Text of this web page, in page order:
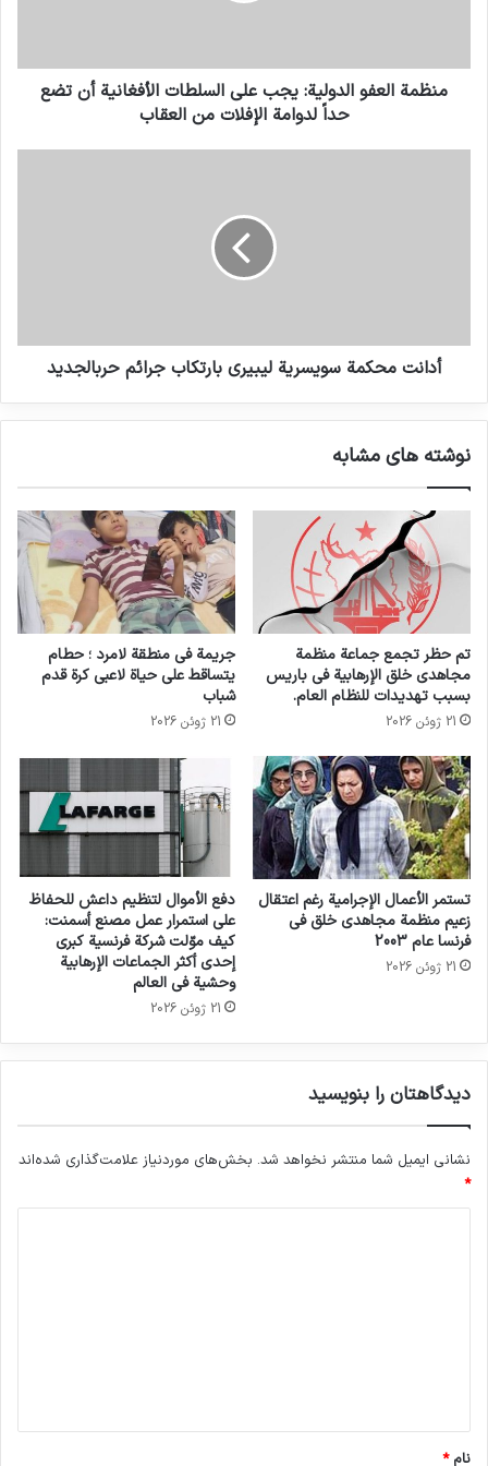
حماية الأطفال.
و لم تظهر إسرائيل في القائمة في أي وقت في حين تم رفع
انسخ الرابط
منظمة العفو الدولية: يجب على السلطات الأفغانية أن تضع
حداً لدوامة الإفلات من العقاب
أدانت محكمة سويسرية ليبيري بارتكاب جرائم حربالجديد
نوشته های مشابه
تم حظر تجمع جماعة منظمة
مجاهدي خلق الإرهابية في باريس
بسبب تهديدات للنظام العام.
21 ژوئن 2026
جريمة في منطقة لامرد ؛ حطام
يتساقط على حياة لاعبي كرة قدم
شباب
21 ژوئن 2026
تستمر الأعمال الإجرامية رغم اعتقال
زعيم منظمة مجاهدي خلق في
فرنسا عام 2003
21 ژوئن 2026
دفع الأموال لتنظيم داعش للحفاظ
على استمرار عمل مصنع أسمنت:
كيف موّلت شركة فرنسية كبرى
إحدى أكثر الجماعات الإرهابية
وحشية في العالم
21 ژوئن 2026
دیدگاهتان را بنویسید
نشانی ایمیل شما منتشر نخواهد شد. بخش‌های موردنیاز علامت‌گذاری شده‌اند
*
نام*